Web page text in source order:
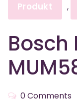
Produkt ,
Bosch
0 Comments